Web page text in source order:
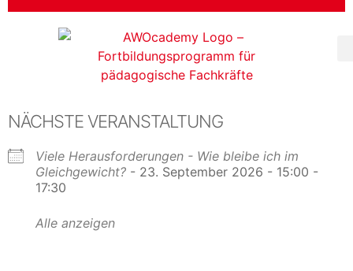
NÄCHSTE VERANSTALTUNG
Viele Herausforderungen - Wie bleibe ich im
Gleichgewicht? - 23. September 2026 - 15:00 -
17:30
Alle anzeigen